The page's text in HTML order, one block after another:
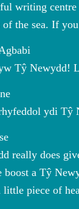
writing centre
the sea. If
Tŷ Newydd!
ydi Tŷ
really does
a Tŷ
little piece of